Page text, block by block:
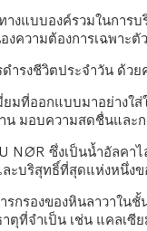
างแบบองค์รวมในก
ความต้องการเฉพา
รงชีวิตประจำวัน ด้ว
มที่ออกแบบมาอย่าง
มอบความสดชื่นและก
NØR ซึ่งเป็นน้ำอัลค
บริสุทธิ์ที่สุดแห่งหนึ่งข
กรองของหินลาวาใ
ที่จำเป็น เช่น แคลเซี